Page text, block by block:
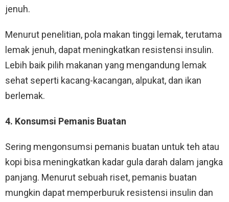
jenuh.
Menurut penelitian, pola makan tinggi lemak, terutama
lemak jenuh, dapat meningkatkan resistensi insulin.
Lebih baik pilih makanan yang mengandung lemak
sehat seperti kacang-kacangan, alpukat, dan ikan
berlemak.
4. Konsumsi Pemanis Buatan
Sering mengonsumsi pemanis buatan untuk teh atau
kopi bisa meningkatkan kadar gula darah dalam jangka
panjang. Menurut sebuah riset, pemanis buatan
mungkin dapat memperburuk resistensi insulin dan